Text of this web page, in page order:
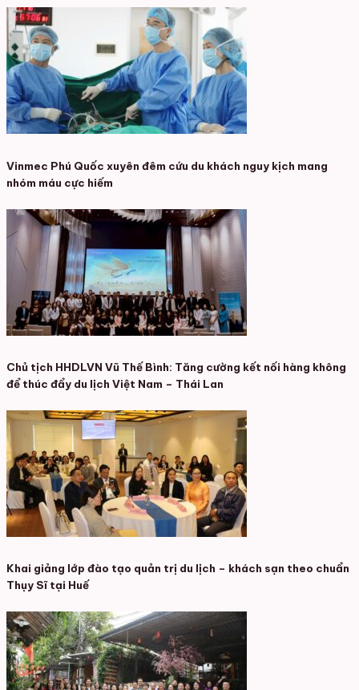
Vinmec Phú Quốc xuyên đêm cứu du khách nguy kịch mang
nhóm máu cực hiếm
Chủ tịch HHDLVN Vũ Thế Bình: Tăng cường kết nối hàng không
để thúc đẩy du lịch Việt Nam – Thái Lan
Khai giảng lớp đào tạo quản trị du lịch – khách sạn theo chuẩn
Thụy Sĩ tại Huế